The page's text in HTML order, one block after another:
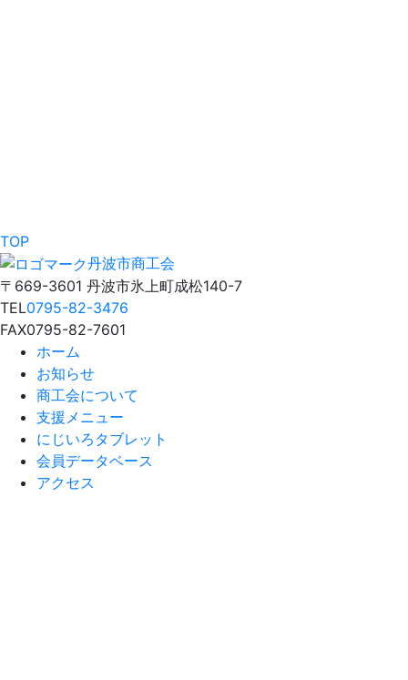
TOP
丹波市商工会
〒669-3601 丹波市氷上町成松140-7
TEL0795-82-3476
FAX0795-82-7601
ホーム
お知らせ
商工会について
支援メニュー
にじいろタブレット
会員データベース
アクセス